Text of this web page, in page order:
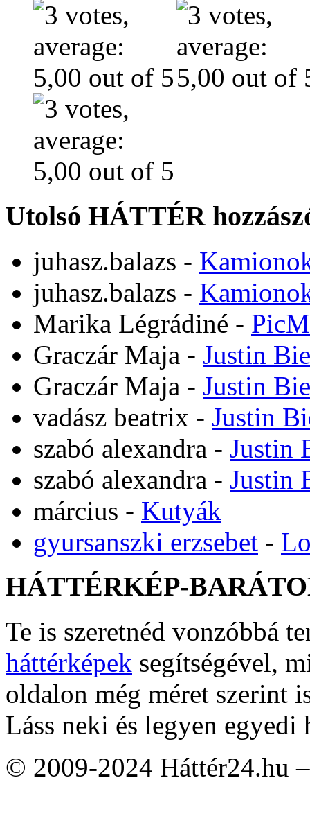
Utolsó HÁTTÉR
juhasz.balazs -
juhasz.balazs -
Marika Légrádiné -
Graczár Maja - Justin
Graczár Maja - Justin
vadász beatrix - Justin
szabó alexandra - Justin
szabó alexandra - Justin
március - Kutyák
gyursanszki erzsebet -
HÁTTÉRKÉP-
Te is szeretnéd vonzóbbá
háttérképek segítségével,
oldalon még méret szerint
Láss neki és legyen egyedi
© 2009-2024 Háttér24.hu